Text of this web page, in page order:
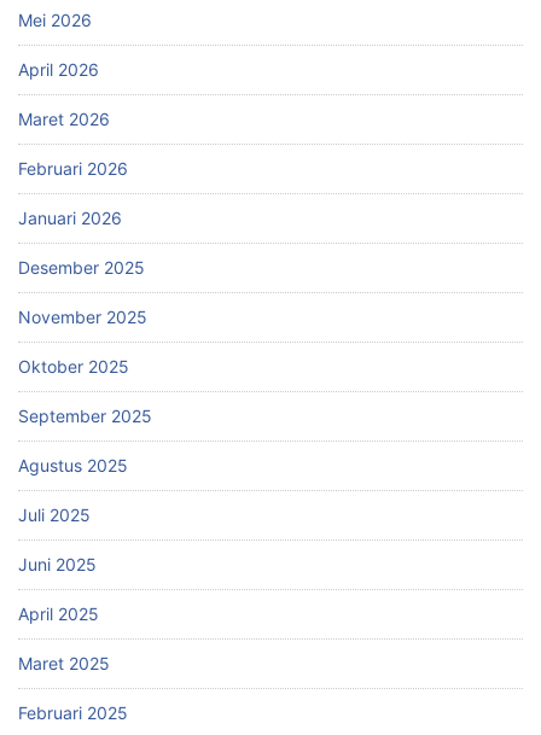
Mei 2026
April 2026
Maret 2026
Februari 2026
Januari 2026
Desember 2025
November 2025
Oktober 2025
September 2025
Agustus 2025
Juli 2025
Juni 2025
April 2025
Maret 2025
Februari 2025